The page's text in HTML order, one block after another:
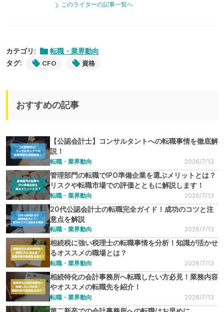
このライターの記事一覧へ
カテゴリ:
転職・業界動向
タグ:
CFO 資格
おすすめの記事
【公認会計士】コンサルタントへの転職事情を徹底解
説！
転職・業界動向 2026/7/13
管理部門の転職でIPO準備企業を選ぶメリットとは？
リスクや転職市場での評価とともに解説します！
転職・業界動向 2026/7/13
20代公認会計士の転職完全ガイド！成功のコツと注
意点を解説
転職・業界動向 2026/7/13
相続税に強い税理士の転職事情を分析！知識が活かせ
るオススメの職場とは？
転職・業界動向 2026/7/13
相続特化の会計事務所へ転職したい方必見！業務内容
やオススメの転職先を紹介！
転職・業界動向 2026/7/13